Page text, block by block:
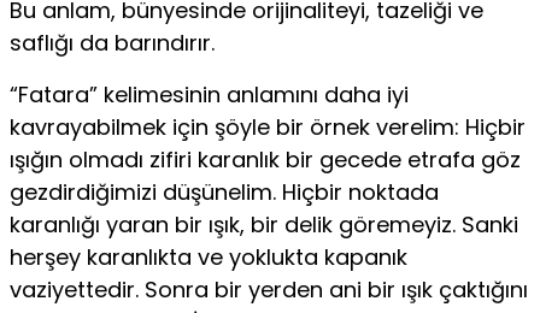
Bu anlam, bünyesinde orijinaliteyi, tazeliği ve
saflığı da barındırır.
“Fatara” kelimesinin anlamını daha iyi
kavrayabilmek için şöyle bir örnek verelim: Hiçbir
ışığın olmadı zifiri karanlık bir gecede etrafa göz
gezdirdiğimizi düşünelim. Hiçbir noktada
karanlığı yaran bir ışık, bir delik göremeyiz. Sanki
herşey karanlıkta ve yoklukta kapanık
vaziyettedir. Sonra bir yerden ani bir ışık çaktığını